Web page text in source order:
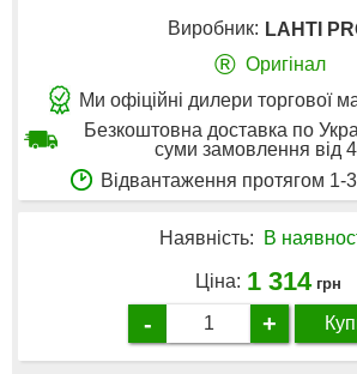
Виробник: LAHTI
® Оригінал
Ми офіційні дилери торгової
Безкоштовна доставка по
суми замовлення від
Відвантаження протягом 1-
Наявність: В
Ціна: 1 314 грн
- +